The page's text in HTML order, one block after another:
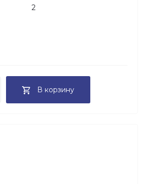
2
В корзину